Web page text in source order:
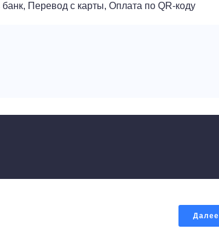
Перевод с карты, Оплата по QR-коду
Далее